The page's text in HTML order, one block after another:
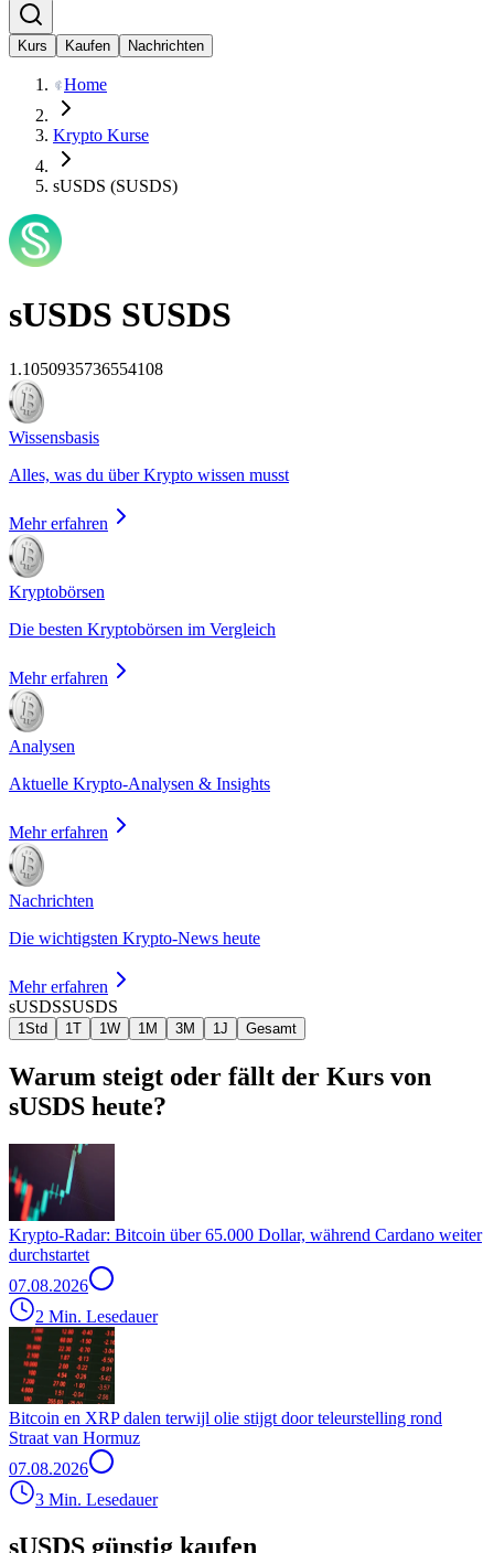
Kurs Kaufen Nachrichten
Home
Krypto Kurse
sUSDS (SUSDS)
sUSDS SUSDS
1.1050935736554108
Wissensbasis
Alles, was du über Krypto wissen musst
Mehr erfahren
Kryptobörsen
Die besten Kryptobörsen im Vergleich
Mehr erfahren
Analysen
Aktuelle Krypto-Analysen & Insights
Mehr erfahren
Nachrichten
Die wichtigsten Krypto-News heute
Mehr erfahren
sUSDSSUSDS
1Std 1T 1W 1M 3M 1J Gesamt
Warum steigt oder fällt der Kurs von
sUSDS heute?
Krypto-Radar: Bitcoin über 65.000 Dollar, während Cardano weiter
durchstartet
07.08.2026
2 Min. Lesedauer
Bitcoin en XRP dalen terwijl olie stijgt door teleurstelling rond
Straat van Hormuz
07.08.2026
3 Min. Lesedauer
sUSDS günstig kaufen